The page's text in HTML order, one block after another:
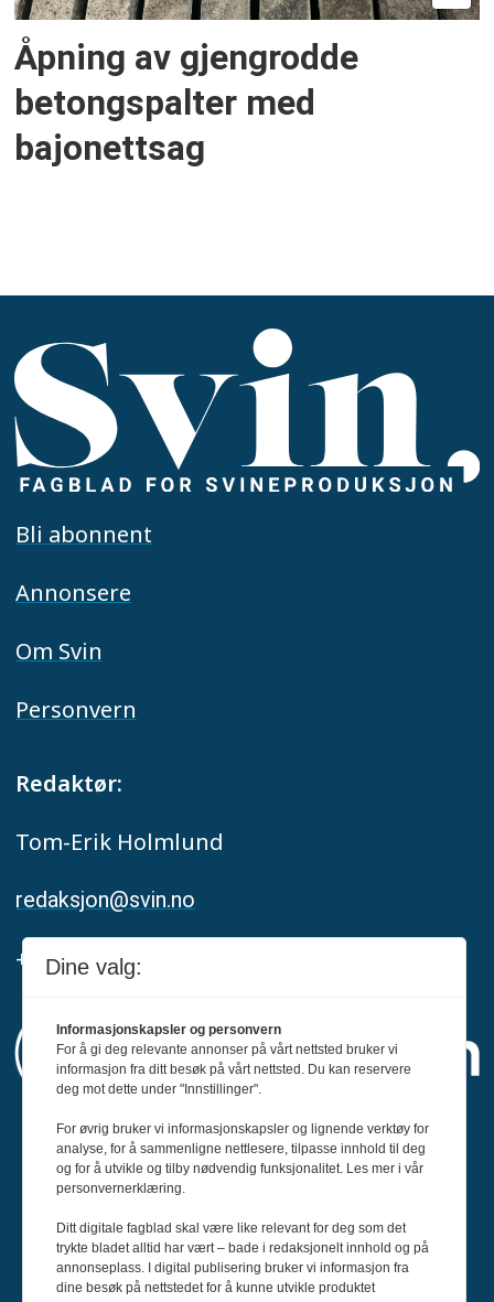
Åpning av gjengrodde
betongspalter med
bajonettsag
Bli abonnent
Annonsere
Om Svin
Personvern
Redaktør:
Tom-Erik Holmlund
redaksjon@svin.no
+47 916 68 668
Svin er medlem av Fagpressen og
arbeider etter Redaktørplakaten og Vær
Varsom-plakatens regler for god
presseskikk.
Dine valg:
Informasjonskapsler og personvern
For å gi deg relevante annonser på vårt nettsted bruker vi
informasjon fra ditt besøk på vårt nettsted. Du kan reservere
deg mot dette under "Innstillinger".
For øvrig bruker vi informasjonskapsler og lignende verktøy for
analyse, for å sammenligne nettlesere, tilpasse innhold til deg
og for å utvikle og tilby nødvendig funksjonalitet. Les mer i vår
personvernerklæring.
Ditt digitale fagblad skal være like relevant for deg som det
trykte bladet alltid har vært – bade i redaksjonelt innhold og på
annonseplass. I digital publisering bruker vi informasjon fra
dine besøk på nettstedet for å kunne utvikle produktet